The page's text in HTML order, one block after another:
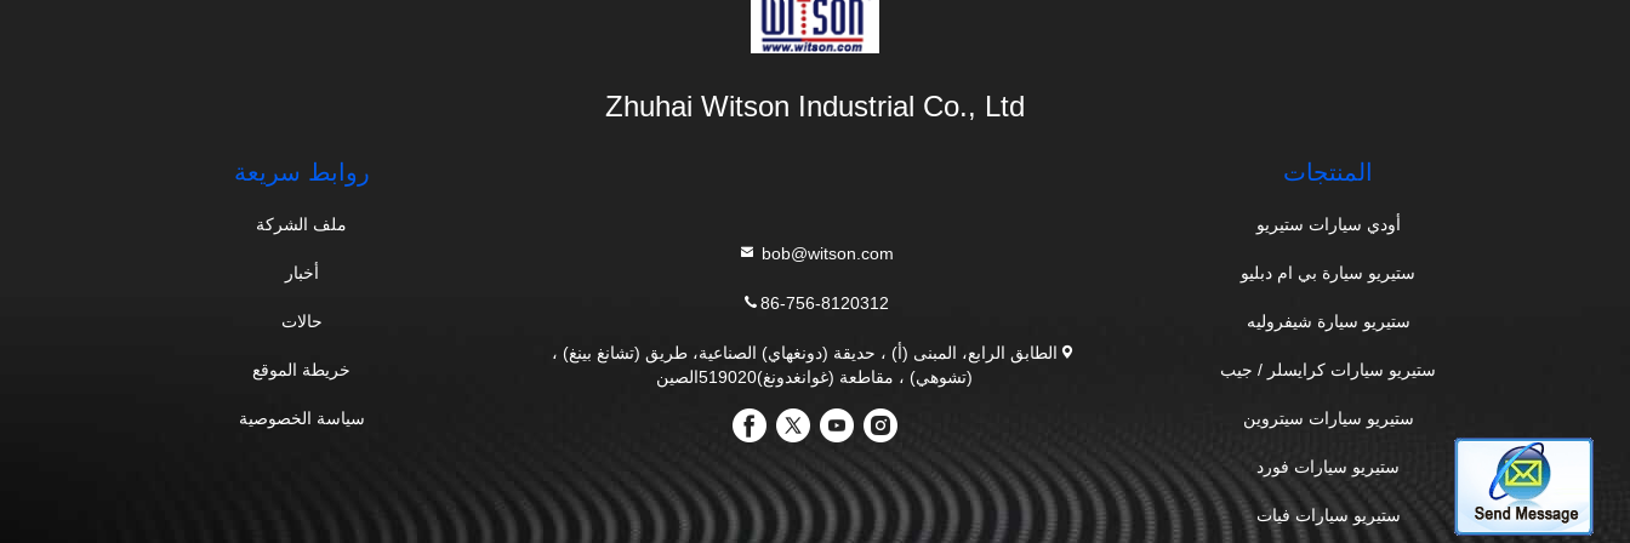
Zhuhai Witson Industrial Co., Ltd
المنتجات
أودي سيارات ستيريو
ستيريو سيارة بي ام دبليو
ستيريو سيارة شيفروليه
ستيريو سيارات كرايسلر / جيب
ستيريو سيارات سيتروين
ستيريو سيارات فورد
ستيريو سيارات فيات
bob@witson.com
86-756-8120312
الطابق الرابع، المبنى (أ) ، حديقة (دونغهاي) الصناعية، طريق (تشانغ بينغ) ،
(تشوهي) ، مقاطعة (غوانغدونغ)519020الصين
روابط سريعة
ملف الشركة
أخبار
حالات
خريطة الموقع
سياسة الخصوصية